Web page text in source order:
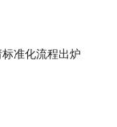
准化流程出炉